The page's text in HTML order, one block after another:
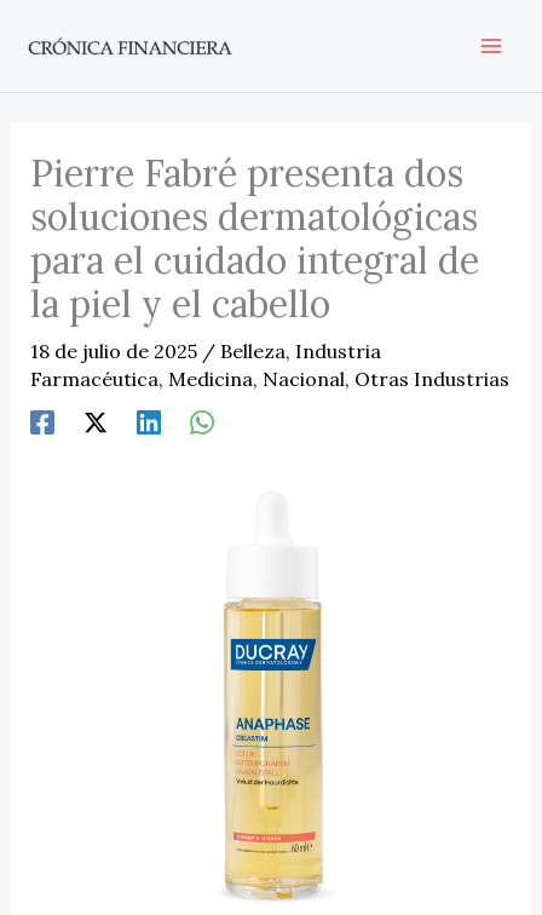
Pierre Fabré presenta dos
soluciones dermatológicas
para el cuidado integral de
la piel y el cabello
18 de julio de 2025 / Belleza, Industria
Farmacéutica, Medicina, Nacional, Otras Industrias